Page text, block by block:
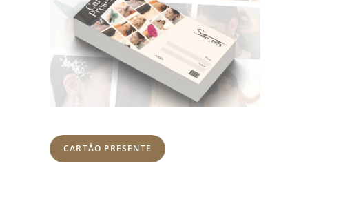
CARTÃO PRESENTE